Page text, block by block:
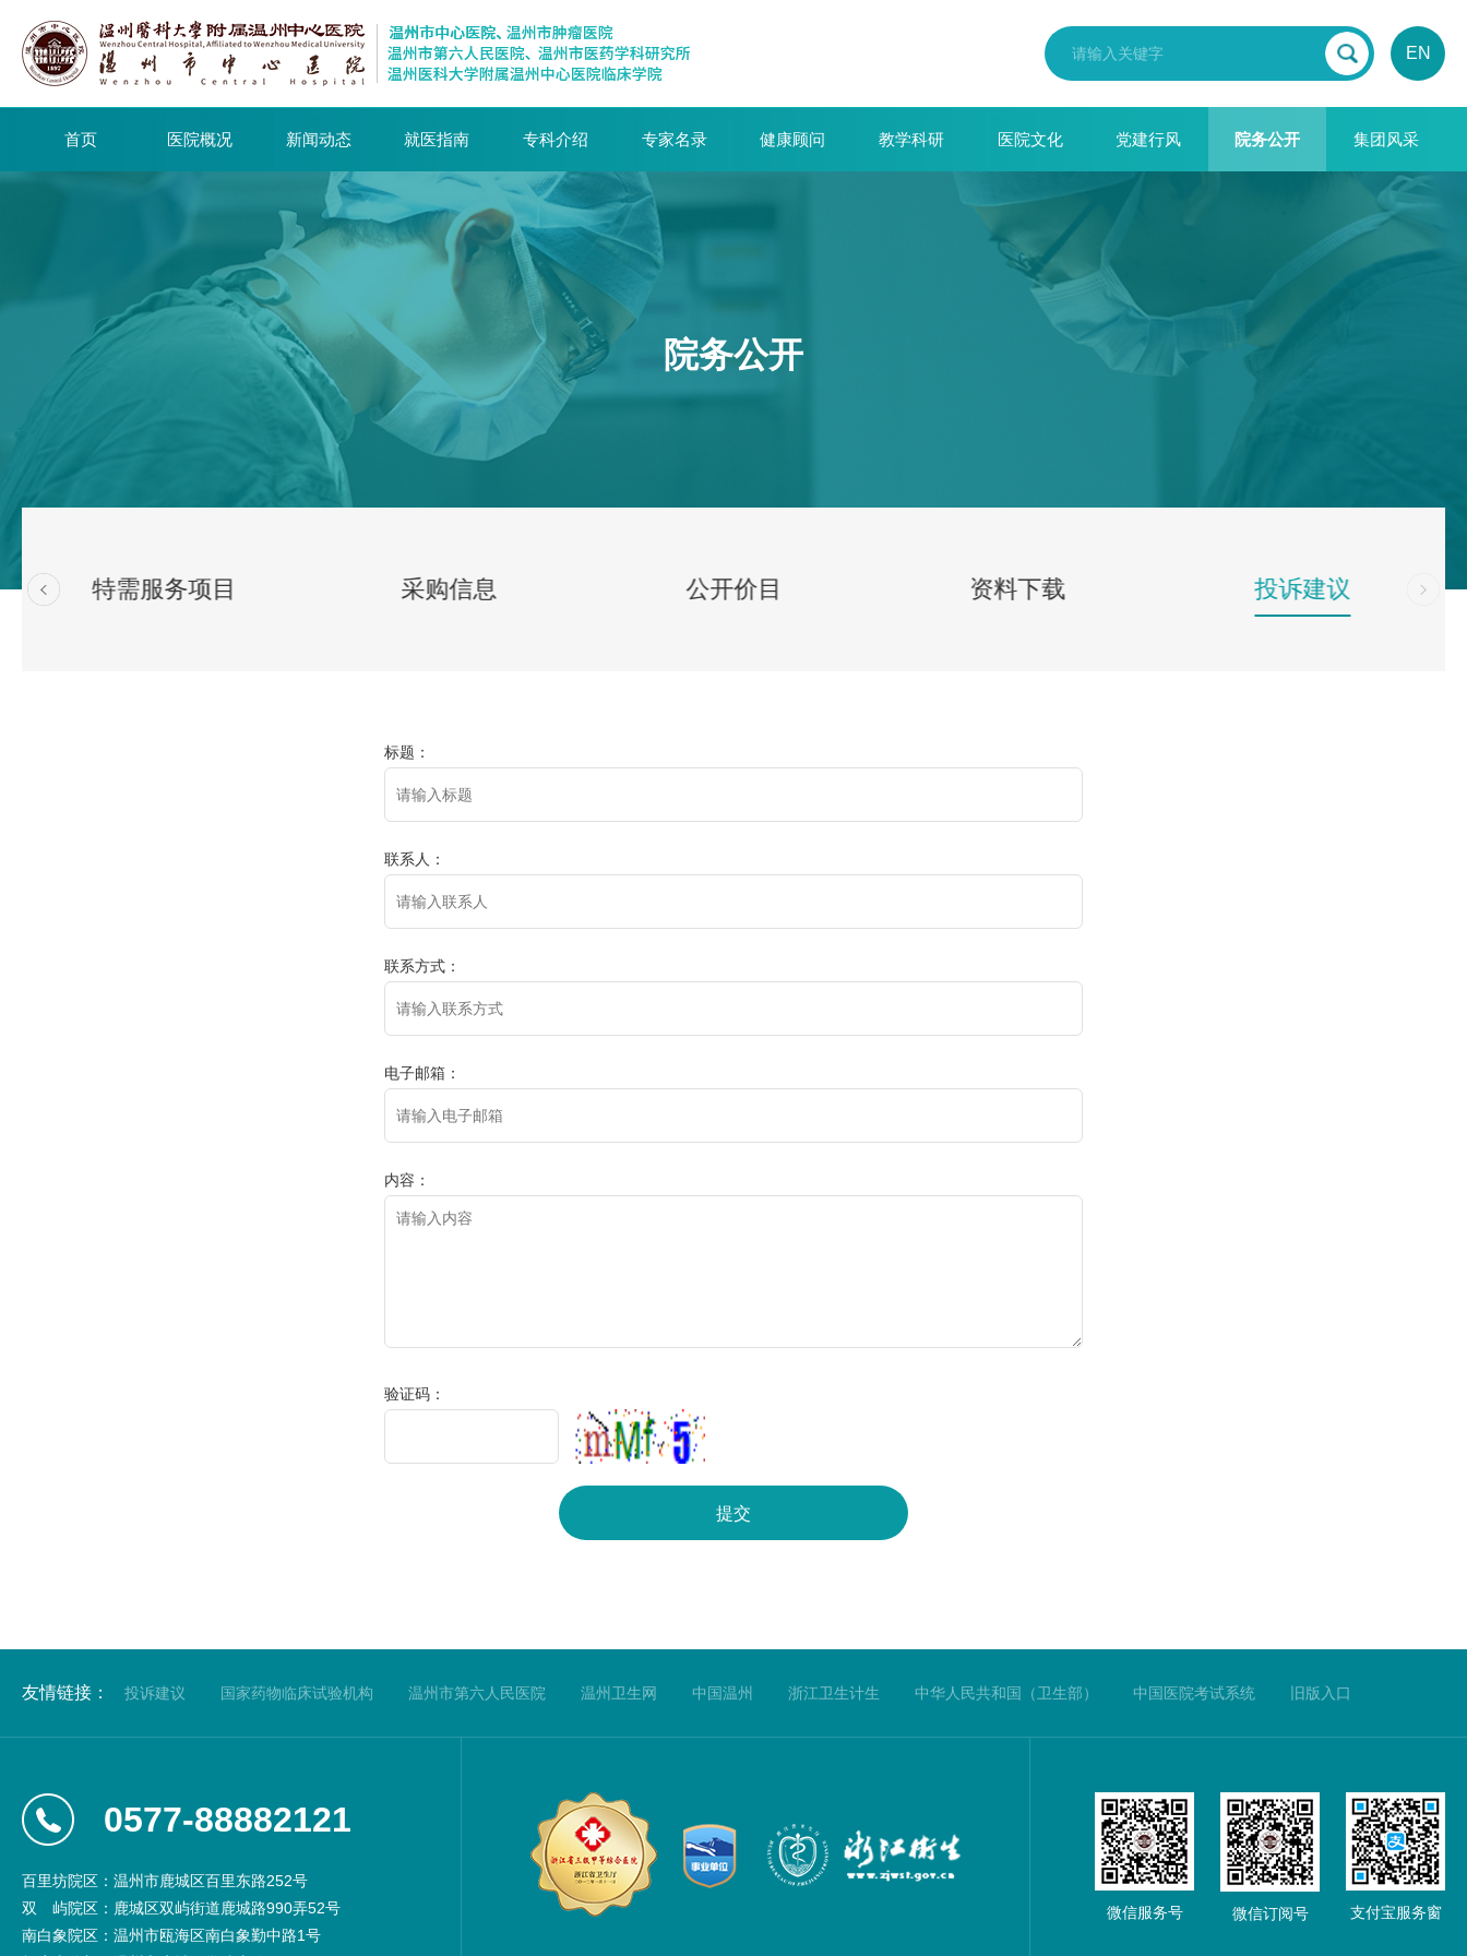
EN
首页 医院概况 新闻动态 就医指南 专科介绍 专家名录 健康顾问 教学科研 医院文化 党建行风 院务公开 集团风采
院务公开
特需服务项目 采购信息 公开价目 资料下载 投诉建议
标题：
联系人：
联系方式：
电子邮箱：
内容：
验证码：
友情链接： 投诉建议 国家药物临床试验机构 温州市第六人民医院 温州卫生网 中国温州 浙江卫生计生 中华人民共和国（卫生部） 中国医院考试系统 旧版入口
0577-88882121
百里坊院区：温州市鹿城区百里东路252号
双
屿院区：鹿城区双屿街道鹿城路990弄52号
南白象院区：温州市瓯海区南白象勤中路1号
微信服务号 微信订阅号 支付宝服务窗